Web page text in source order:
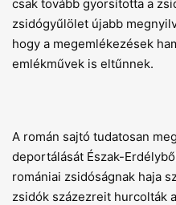
csak tovább gyorsította a
zsidógyűlölet újabb
hogy a megemlékezések
emlékművek is eltűnnek.
A román sajtó tudatosan
deportálását Észak-
romániai zsidóságnak haja
zsidók százezreit hurcolták